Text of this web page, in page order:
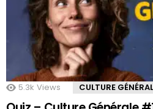
5.3k Views CULTURE